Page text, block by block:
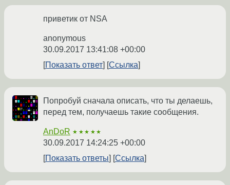
приветик от NSA
anonymous
30.09.2017 13:41:08 +00:00
Показать ответ
Ссылка
Попробуй сначала описать, что ты делаешь,
перед тем, получаешь такие сообщения.
AnDoR ★★★★★
30.09.2017 14:24:25 +00:00
Показать ответы
Ссылка